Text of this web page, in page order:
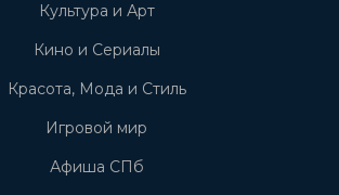
Культура и Арт
Кино и Сериалы
Красота, Мода и Стиль
Игровой мир
Афиша СПб